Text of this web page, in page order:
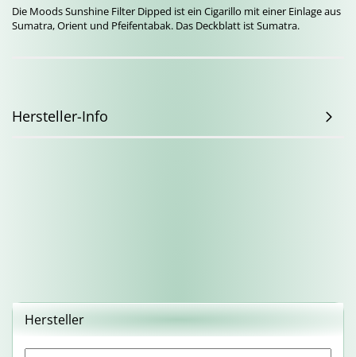
Die Moods Sunshine Filter Dipped ist ein Cigarillo mit einer Einlage aus
Sumatra, Orient und Pfeifentabak. Das Deckblatt ist Sumatra.
Hersteller-Info
Hersteller